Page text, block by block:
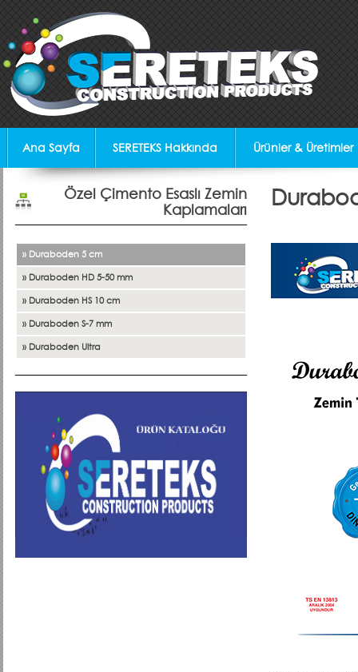
Ana Sayfa SERETEKS Hakkında Ürünler & Üretimler
Özel Çimento Esaslı Zemin
Kaplamaları
» Duraboden 5 cm
» Duraboden HD 5-50 mm
» Duraboden HS 10 cm
» Duraboden S-7 mm
» Duraboden Ultra